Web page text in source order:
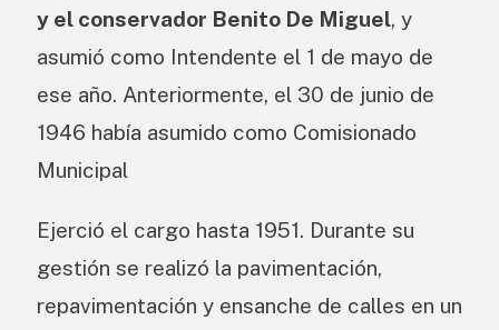
y el conservador Benito De Miguel, y
asumió como Intendente el 1 de mayo de
ese año. Anteriormente, el 30 de junio de
1946 había asumido como Comisionado
Municipal
Ejerció el cargo hasta 1951. Durante su
gestión se realizó la pavimentación,
repavimentación y ensanche de calles en un